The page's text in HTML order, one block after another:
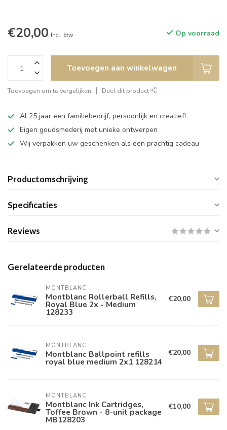
€20,00 Incl. btw Op voorraad
Toevoegen aan winkelwagen
Toevoegen om te vergelijken Deel dit product
Al 25 jaar een familiebedrijf, persoonlijk en creatief!
Eigen goudsmederij met unieke ontwerpen
Wij verpakken uw geschenken als een prachtig cadeau
Productomschrijving
Specificaties
Reviews
Gerelateerde producten
MONTBLANC
Montblanc Rollerball Refills,
Royal Blue 2x - Medium
128233
€20,00
MONTBLANC
Montblanc Ballpoint refills
royal blue medium 2x1 128214
€20,00
MONTBLANC
Montblanc Ink Cartridges,
Toffee Brown - 8-unit package
MB128203
€10,00